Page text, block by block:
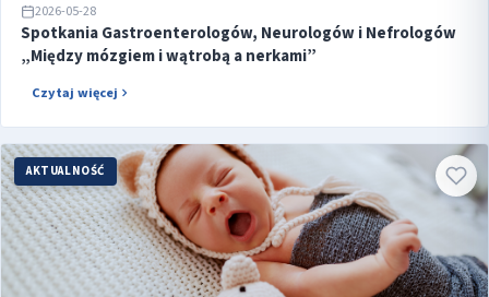
2026-05-28
Spotkania Gastroenterologów, Neurologów i Nefrologów
„Między mózgiem i wątrobą a nerkami”
Czytaj więcej
AKTUALNOŚĆ